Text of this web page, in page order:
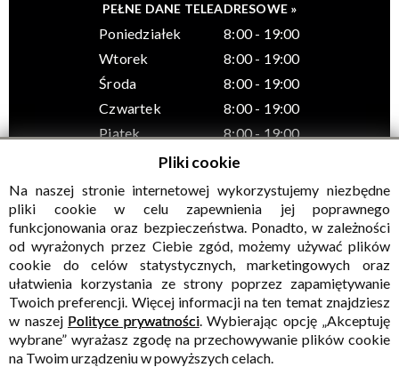
PEŁNE DANE TELEADRESOWE »
Poniedziałek
8:00 - 19:00
Wtorek
8:00 - 19:00
Środa
8:00 - 19:00
Czwartek
8:00 - 19:00
Piątek
8:00 - 19:00
© Wszelkie prawa zastrzeżone, Gminny Ośrodek Kultury w
Sadownem
Pliki cookie
Na naszej stronie internetowej wykorzystujemy niezbędne
pliki cookie w celu zapewnienia jej poprawnego
funkcjonowania oraz bezpieczeństwa. Ponadto, w zależności
od wyrażonych przez Ciebie zgód, możemy używać plików
cookie do celów statystycznych, marketingowych oraz
ułatwienia korzystania ze strony poprzez zapamiętywanie
Twoich preferencji. Więcej informacji na ten temat znajdziesz
w naszej Polityce prywatności. Wybierając opcję „Akceptuję
wybrane” wyrażasz zgodę na przechowywanie plików cookie
na Twoim urządzeniu w powyższych celach.